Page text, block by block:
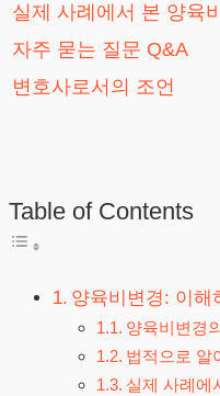
실제 사례에서 본 양육
자주 묻는 질문 Q&A
변호사로서의 조언
Table of Contents
양육비변경: 이해
양육비변경
법적으로 알
실제 사례에